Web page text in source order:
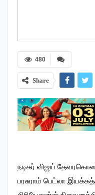
480
Share
நடிகர் விஜய்
பரசுராம் பெட்லா